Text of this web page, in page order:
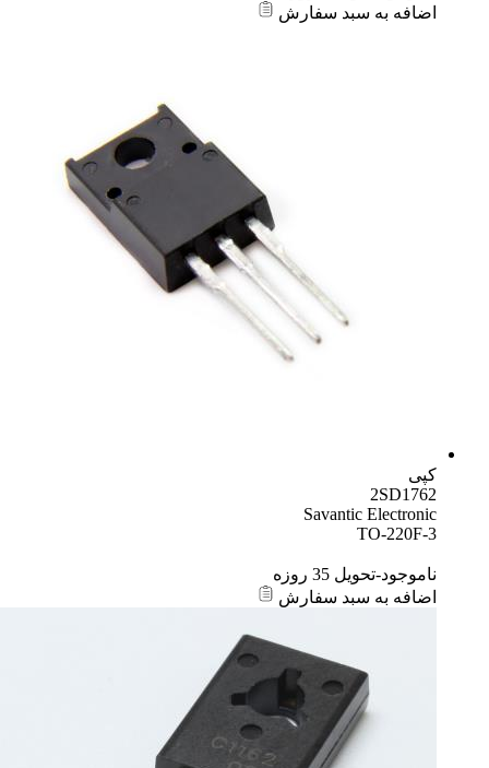
اضافه به سبد سفارش
کپی
2SD1762
Savantic Electronic
TO-220F-3
ناموجود-تحویل 35 روزه
اضافه به سبد سفارش